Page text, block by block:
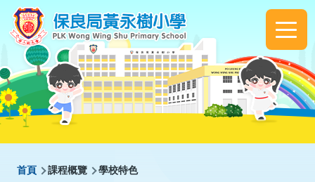
移至主內容
Main
navigation
導首頁 課程概覽 學校特色